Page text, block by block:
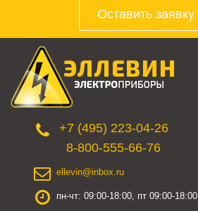
Оставить заявку
+7 (495) 223-04-26
8-800-555-66-76
ellevin@inbox.ru
пн-чт: 09:00-18:00, пт 09:00-18:00